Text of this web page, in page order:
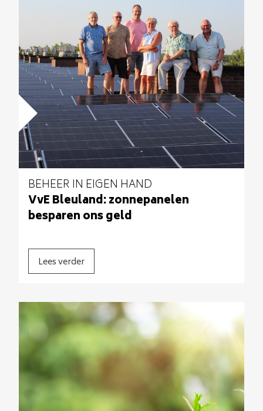
BEHEER IN EIGEN HAND
VvE Bleuland: zonnepanelen
besparen ons geld
Lees verder